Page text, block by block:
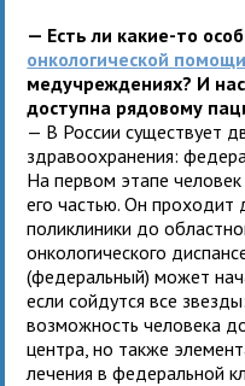
— Есть ли какие-то
онкологической помощи
медучреждениях? И
доступна рядовому
— В России существует
здравоохранения:
На первом этапе человек
его частью. Он проходит
поликлиники до
онкологического
(федеральный) может
если сойдутся все
возможность человека
центра, но также
лечения в федеральной